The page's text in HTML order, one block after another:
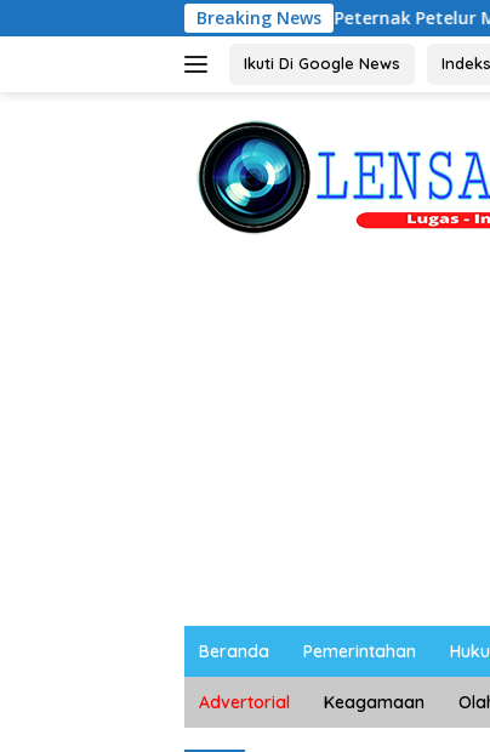
ke
Breaking News
Audiensi dengan Peternak Petelur Magetan, Riyono
Ikuti Di Google News
Beranda Pemerintahan
Advertorial Keagamaan